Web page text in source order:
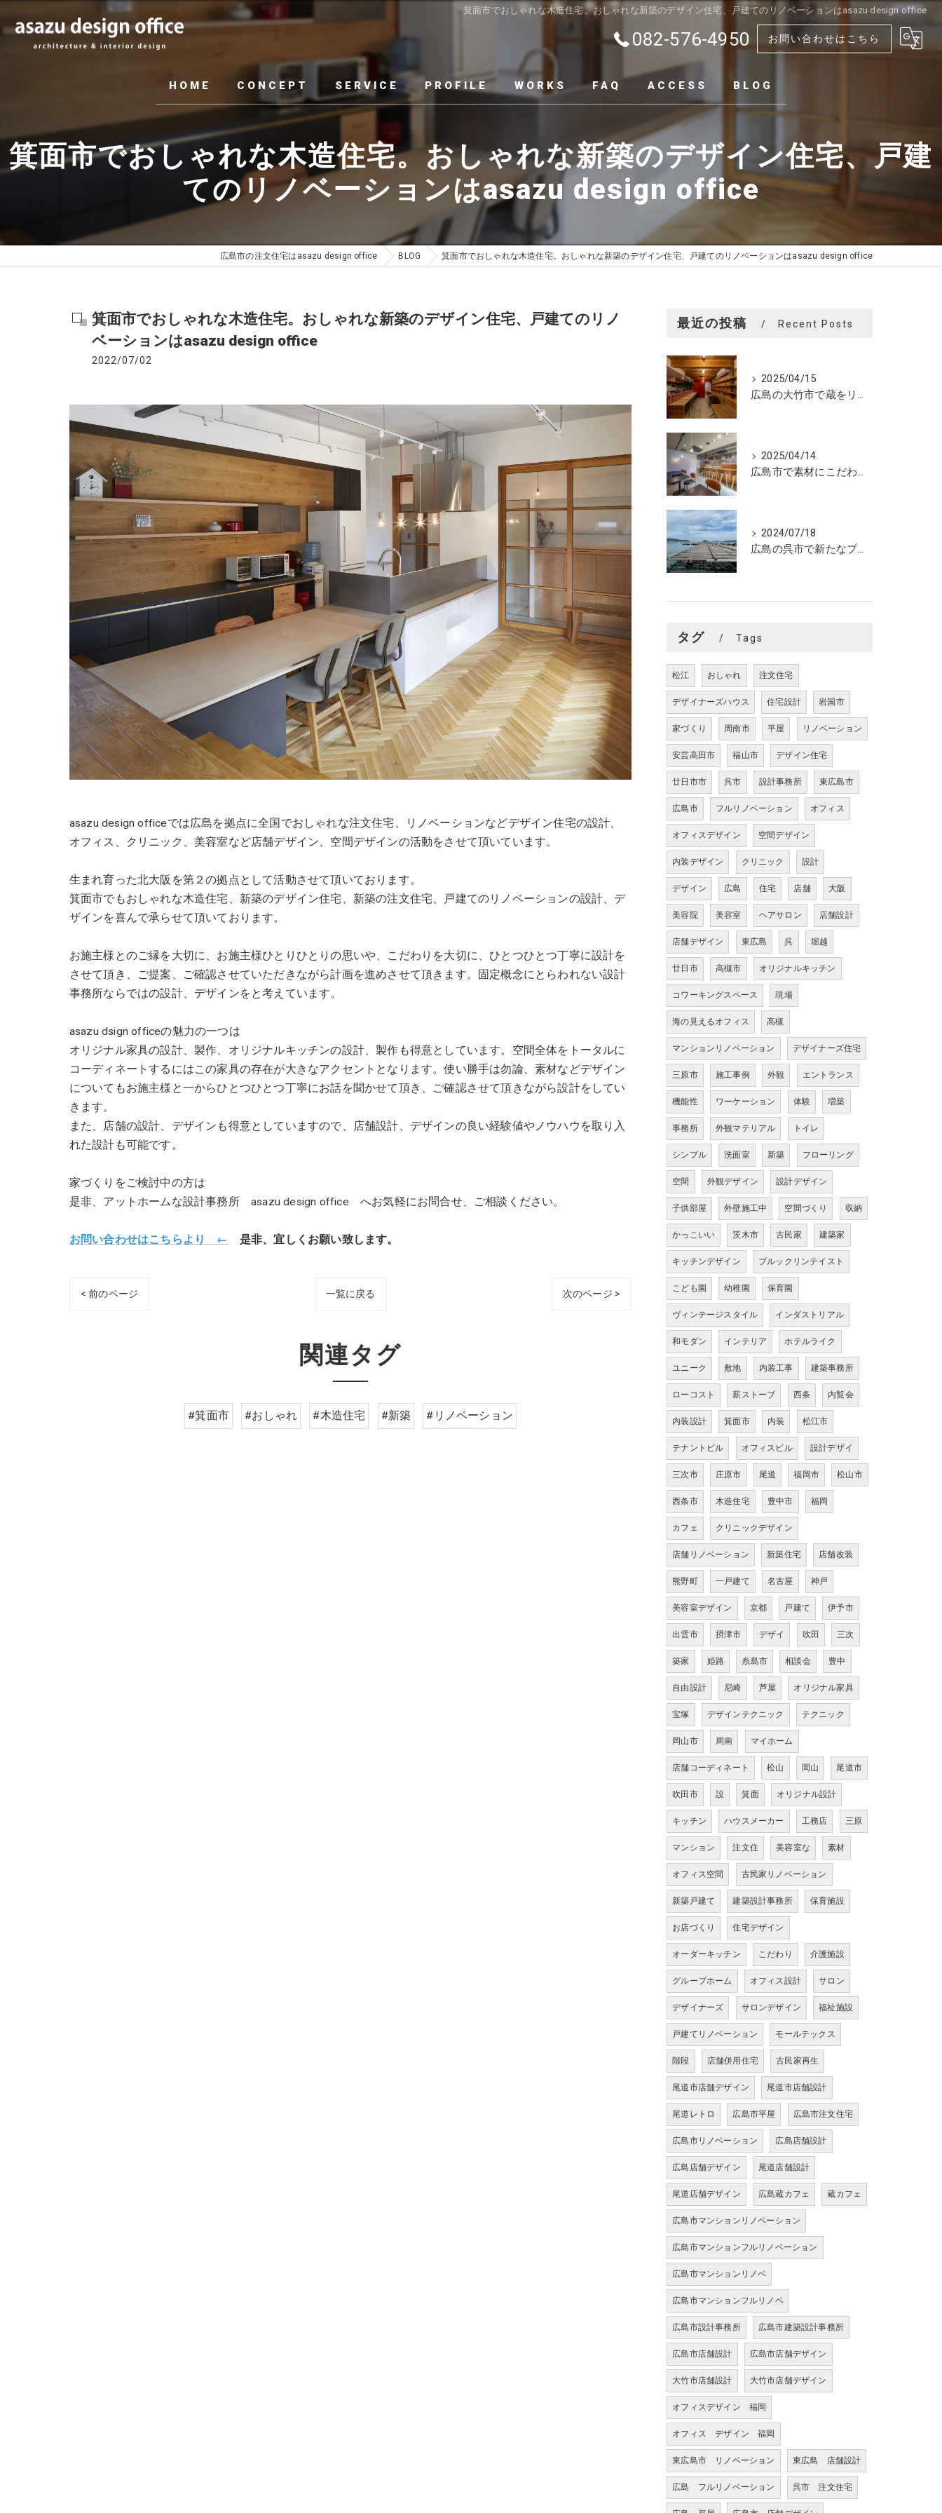
箕面市でおしゃれな木造住宅。おしゃれな新築のデザイン住宅、戸建てのリノベーションはasazu design office
082-576-4950 お問い合わせはこちら
HOME CONCEPT SERVICE PROFILE WORKS FAQ ACCESS BLOG
箕面市でおしゃれな木造住宅。おしゃれな新築のデザイン住宅、戸建
てのリノベーションはasazu design office
広島市の注文住宅はasazu design office BLOG 箕面市でおしゃれな木造住宅。おしゃれな新築のデザイン住宅、戸建てのリノベーションはasazu design office
箕面市でおしゃれな木造住宅。おしゃれな新築のデザイン住宅、戸建てのリノ
ベーションはasazu design office
2022/07/02
asazu design officeでは広島を拠点に全国でおしゃれな注文住宅、リノベーションなどデザイン住宅の設計、
オフィス、クリニック、美容室など店舗デザイン、空間デザインの活動をさせて頂いています。
生まれ育った北大阪を第２の拠点として活動させて頂いております。
箕面市でもおしゃれな木造住宅、新築のデザイン住宅、新築の注文住宅、戸建てのリノベーションの設計、デ
ザインを喜んで承らせて頂いております。
お施主様とのご縁を大切に、お施主様ひとりひとりの思いや、こだわりを大切に、ひとつひとつ丁寧に設計を
させて頂き、ご提案、ご確認させていただきながら計画を進めさせて頂きます。固定概念にとらわれない設計
事務所ならではの設計、デザインをと考えています。
asazu dsign officeの魅力の一つは
オリジナル家具の設計、製作、オリジナルキッチンの設計、製作も得意としています。空間全体をトータルに
コーディネートするにはこの家具の存在が大きなアクセントとなります。使い勝手は勿論、素材などデザイン
についてもお施主様と一からひとつひとつ丁寧にお話を聞かせて頂き、ご確認させて頂きながら設計をしてい
きます。
また、店舗の設計、デザインも得意としていますので、店舗設計、デザインの良い経験値やノウハウを取り入
れた設計も可能です。
家づくりをご検討中の方は
是非、アットホームな設計事務所 asazu design office へお気軽にお問合せ、ご相談ください。
お問い合わせはこちらより ← 是非、宜しくお願い致します。
< 前のページ 一覧に戻る 次のページ >
関連タグ
#箕面市 #おしゃれ #木造住宅 #新築 #リノベーション
最近の投稿 Recent Posts
2025/04/15
広島の大竹市で蔵をリノベーションしたカフェの設計。店舗設計、店舗デザインはasazu design office
2025/04/14
広島市で素材にこだわった魅力的なおにぎり屋さんの設計。店舗設計、店舗デザインはasazu design office
2024/07/18
広島の呉市で新たなプロジェクトの現調
タグ Tags
松江 おしゃれ 注文住宅
デザイナーズハウス 住宅設計 岩国市
家づくり 周南市 平屋 リノベーション
安芸高田市 福山市 デザイン住宅
廿日市市 呉市 設計事務所 東広島市
広島市 フルリノベーション オフィス
オフィスデザイン 空間デザイン
内装デザイン クリニック 設計
デザイン 広島 住宅 店舗 大阪
美容院 美容室 ヘアサロン 店舗設計
店舗デザイン 東広島 呉 堀越
廿日市 高槻市 オリジナルキッチン
コワーキングスペース 現場
海の見えるオフィス 高槻
マンションリノベーション デザイナーズ住宅
三原市 施工事例 外観 エントランス
機能性 ワーケーション 体験 増築
事務所 外観マテリアル トイレ
シンプル 洗面室 新築 フローリング
空間 外観デザイン 設計デザイン
子供部屋 外壁施工中 空間づくり 収納
かっこいい 茨木市 古民家 建築家
キッチンデザイン ブルックリンテイスト
こども園 幼稚園 保育園
ヴィンテージスタイル インダストリアル
和モダン インテリア ホテルライク
ユニーク 敷地 内装工事 建築事務所
ローコスト 薪ストーブ 西条 内覧会
内装設計 箕面市 内装 松江市
テナントビル オフィスビル 設計デザイ
三次市 庄原市 尾道 福岡市 松山市
西条市 木造住宅 豊中市 福岡
カフェ クリニックデザイン
店舗リノベーション 新築住宅 店舗改装
熊野町 一戸建て 名古屋 神戸
美容室デザイン 京都 戸建て 伊予市
出雲市 摂津市 デザイ 吹田 三次
築家 姫路 糸島市 相談会 豊中
自由設計 尼崎 芦屋 オリジナル家具
宝塚 デザインテクニック テクニック
岡山市 周南 マイホーム
店舗コーディネート 松山 岡山 尾道市
吹田市 設 箕面 オリジナル設計
キッチン ハウスメーカー 工務店 三原
マンション 注文住 美容室な 素材
オフィス空間 古民家リノベーション
新築戸建て 建築設計事務所 保育施設
お店づくり 住宅デザイン
オーダーキッチン こだわり 介護施設
グループホーム オフィス設計 サロン
デザイナーズ サロンデザイン 福祉施設
戸建てリノベーション モールテックス
階段 店舗併用住宅 古民家再生
尾道市店舗デザイン 尾道市店舗設計
尾道レトロ 広島市平屋 広島市注文住宅
広島市リノベーション 広島店舗設計
広島店舗デザイン 尾道店舗設計
尾道店舗デザイン 広島蔵カフェ 蔵カフェ
広島市マンションリノベーション
広島市マンションフルリノベーション
広島市マンションリノベ
広島市マンションフルリノベ
広島市設計事務所 広島市建築設計事務所
広島市店舗設計 広島市店舗デザイン
大竹市店舗設計 大竹市店舗デザイン
オフィスデザイン 福岡
オフィス デザイン 福岡
東広島市 リノベーション 東広島 店舗設計
広島 フルリノベーション 呉市 注文住宅